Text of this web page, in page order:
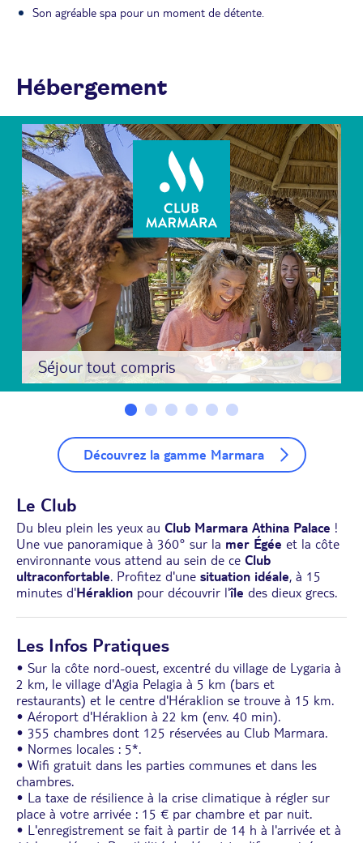
Son agréable spa pour un moment de détente.
Hébergement
Séjour tout compris
Découvrez la gamme Marmara
Le Club
Du bleu plein les yeux au Club Marmara Athina Palace !
Une vue panoramique à 360° sur la mer Égée et la côte
environnante vous attend au sein de ce Club
ultraconfortable. Profitez d'une situation idéale, à 15
minutes d'Héraklion pour découvrir l'île des dieux grecs.
Les Infos Pratiques
• Sur la côte nord-ouest, excentré du village de Lygaria à
2 km, le village d'Agia Pelagia à 5 km (bars et
restaurants) et le centre d'Héraklion se trouve à 15 km.
• Aéroport d'Héraklion à 22 km (env. 40 min).
• 355 chambres dont 125 réservées au Club Marmara.
• Normes locales : 5*.
• Wifi gratuit dans les parties communes et dans les
chambres.
• La taxe de résilience à la crise climatique à régler sur
place à votre arrivée : 15 € par chambre et par nuit.
• L'enregistrement se fait à partir de 14 h à l'arrivée et à